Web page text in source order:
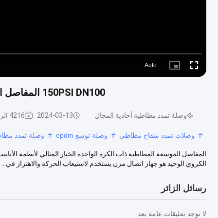
Auto
Picture- Fullscreen
150PSI DN100 المفاصل الموسعة المطاطية ذات الكرة الواحدة لأنظمة الأنابيب
وصلة تمدد مطاطية أحادية المجال 2024-03-13 4216 الرؤى
# وصلات تمدد منفاخ مطاطي # وصلة توسع epdm # وصلة تمدد
المفاصل الموسعة المطاطية ذات الكرة الواحدة الخيار المثالي لأنظمة
الكروي الوحيد هو جهاز اتصال مرن يستخدم لاستيعاب الحركة والاهتزاز في...
رسائل الزائر
لا توجد تعليقات عامة بعد